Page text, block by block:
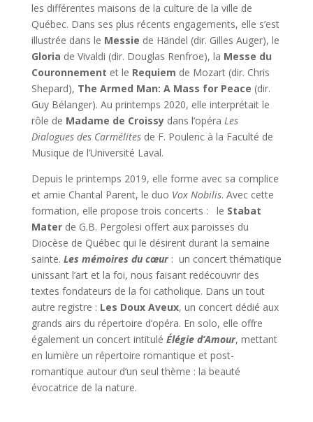
les différentes maisons de la culture de la ville de
Québec. Dans ses plus récents engagements, elle s’est
illustrée dans le Messie de Händel (dir. Gilles Auger), le
Gloria de Vivaldi (dir. Douglas Renfroe), la Messe du
Couronnement et le Requiem de Mozart (dir. Chris
Shepard), The Armed Man: A Mass for Peace (dir.
Guy Bélanger). Au printemps 2020, elle interprétait le
rôle de Madame de Croissydans l’opéra Les
Dialogues des Carmélitesde F. Poulenc à la Faculté de
Musique de l’Université Laval.
Depuis le printemps 2019, elle forme avec sa complice
et amie Chantal Parent, le duo Vox Nobilis. Avec cette
formation, elle propose trois concerts : le Stabat
Materde G.B. Pergolesi offert aux paroisses du
Diocèse de Québec qui le désirent durant la semaine
sainte. Les mémoires du cœur : un concert thématique
unissant l’art et la foi, nous faisant redécouvrir des
textes fondateurs de la foi catholique. Dans un tout
autre registre : Les Doux Aveux, un concert dédié aux
grands airs du répertoire d’opéra. En solo, elle offre
également un concert intitulé Élégie d’Amour, mettant
en lumière un répertoire romantique et post-
romantique autour d’un seul thème : la beauté
évocatrice de la nature.